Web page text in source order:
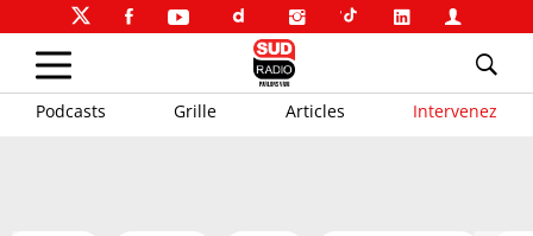
Podcasts Grille Articles Intervenez